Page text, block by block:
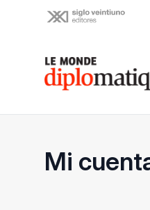
Le monde
Mi